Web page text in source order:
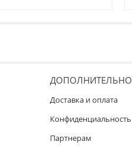
ДОПОЛНИТЕЛЬНО
Доставка и оплата
Конфиденциальность
Партнерам